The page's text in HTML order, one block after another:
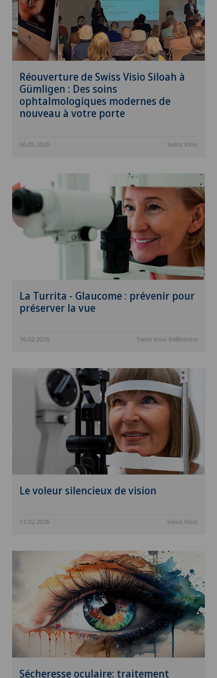
Réouverture de Swiss Visio Siloah à
Gümligen : Des soins
ophtalmologiques modernes de
nouveau à votre porte
06.05.2026 Swiss Visio
La Turrita - Glaucome : prévenir pour
préserver la vue
16.02.2026 Swiss Visio Bellinzona
Le voleur silencieux de vision
11.02.2026 Swiss Visio
Sécheresse oculaire: traitement